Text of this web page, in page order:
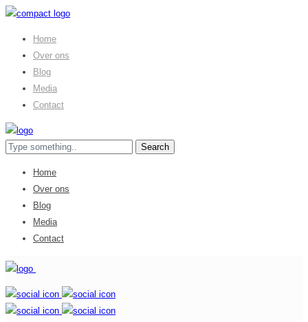
Home
Over ons
Blog
Media
Contact
Home
Over ons
Blog
Media
Contact